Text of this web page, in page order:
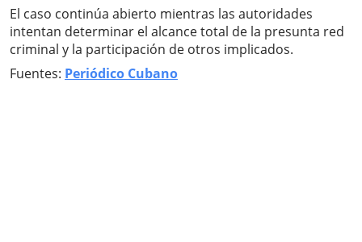
El caso continúa abierto mientras las autoridades
intentan determinar el alcance total de la presunta red
criminal y la participación de otros implicados.
Fuentes: Periódico Cubano